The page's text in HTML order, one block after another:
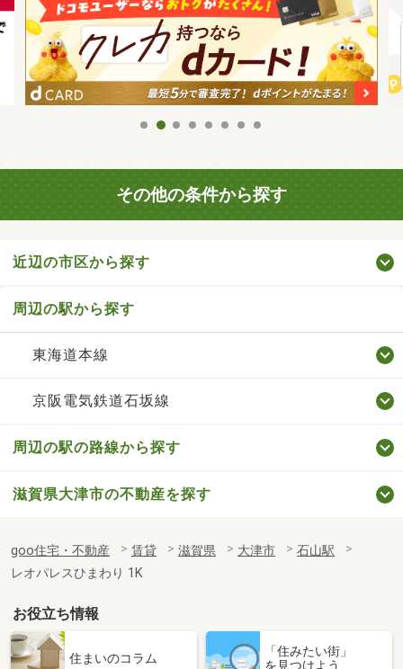
その他の条件から探す
近辺の市区から探す
周辺の駅から探す
東海道本線
京阪電気鉄道石坂線
周辺の駅の路線から探す
滋賀県大津市の不動産を探す
goo住宅・不動産 賃貸 滋賀県 大津市
石山駅
レオパレスひまわり 1K
お役立ち情報
住まいのコラム
「住みたい街」
を見つけよう